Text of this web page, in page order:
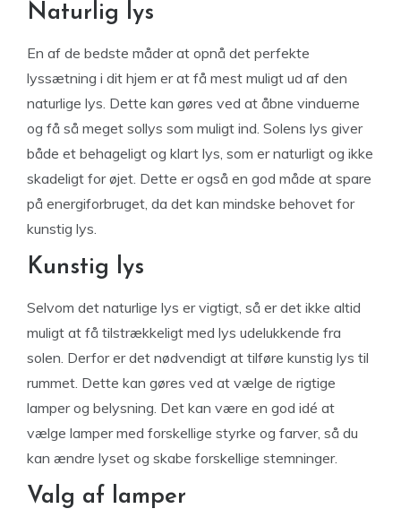
Naturlig lys
En af de bedste måder at opnå det perfekte
lyssætning i dit hjem er at få mest muligt ud af den
naturlige lys. Dette kan gøres ved at åbne vinduerne
og få så meget sollys som muligt ind. Solens lys giver
både et behageligt og klart lys, som er naturligt og ikke
skadeligt for øjet. Dette er også en god måde at spare
på energiforbruget, da det kan mindske behovet for
kunstig lys.
Kunstig lys
Selvom det naturlige lys er vigtigt, så er det ikke altid
muligt at få tilstrækkeligt med lys udelukkende fra
solen. Derfor er det nødvendigt at tilføre kunstig lys til
rummet. Dette kan gøres ved at vælge de rigtige
lamper og belysning. Det kan være en god idé at
vælge lamper med forskellige styrke og farver, så du
kan ændre lyset og skabe forskellige stemninger.
Valg af lamper